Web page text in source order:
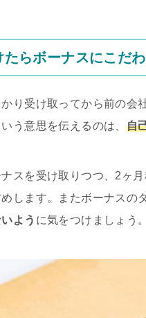
たらボーナスにこだ
り受け取ってから前の会
う意思を伝えるのは、 自
スを受け取りつつ、2ヶ月
します。またボーナスの
よう に気をつけましょう。